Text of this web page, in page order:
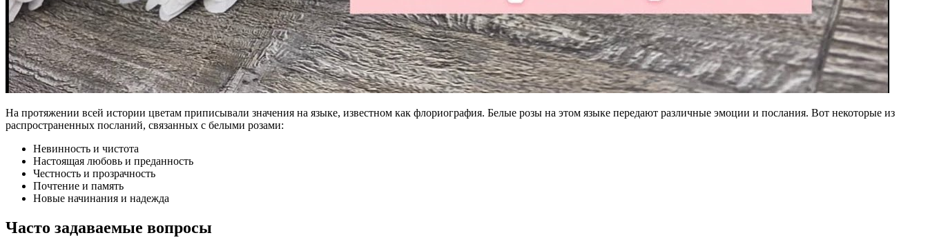
На протяжении всей истории цветам приписывали значения на языке, известном как флориография. Белые розы на этом языке передают различные эмоции и послания. Вот некоторые из
распространенных посланий, связанных с белыми розами:
Невинность и чистота
Настоящая любовь и преданность
Честность и прозрачность
Почтение и память
Новые начинания и надежда
Часто задаваемые вопросы